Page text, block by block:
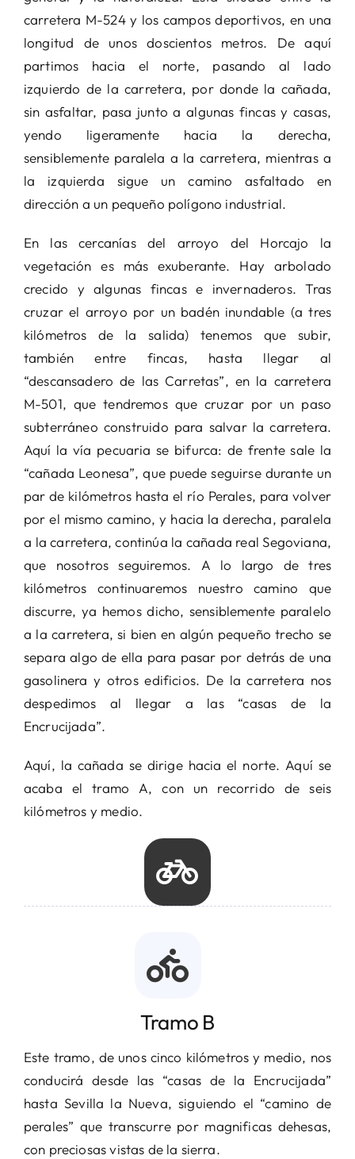
carretera M-524 y los campos deportivos, en una
longitud de unos doscientos metros. De aquí
partimos hacia el norte, pasando al lado
izquierdo de la carretera, por donde la cañada,
sin asfaltar, pasa junto a algunas fincas y casas,
yendo ligeramente hacia la derecha,
sensiblemente paralela a la carretera, mientras a
la izquierda sigue un camino asfaltado en
dirección a un pequeño polígono industrial.
En las cercanías del arroyo del Horcajo la
vegetación es más exuberante. Hay arbolado
crecido y algunas fincas e invernaderos. Tras
cruzar el arroyo por un badén inundable (a tres
kilómetros de la salida) tenemos que subir,
también entre fincas, hasta llegar al
“descansadero de las Carretas”, en la carretera
M-501, que tendremos que cruzar por un paso
subterráneo construido para salvar la carretera.
Aquí la vía pecuaria se bifurca: de frente sale la
“cañada Leonesa”, que puede seguirse durante un
par de kilómetros hasta el río Perales, para volver
por el mismo camino, y hacia la derecha, paralela
a la carretera, continúa la cañada real Segoviana,
que nosotros seguiremos. A lo largo de tres
kilómetros continuaremos nuestro camino que
discurre, ya hemos dicho, sensiblemente paralelo
a la carretera, si bien en algún pequeño trecho se
separa algo de ella para pasar por detrás de una
gasolinera y otros edificios. De la carretera nos
despedimos al llegar a las “casas de la
Encrucijada”.
Aquí, la cañada se dirige hacia el norte. Aquí se
acaba el tramo A, con un recorrido de seis
kilómetros y medio.
Tramo B
Este tramo, de unos cinco kilómetros y medio, nos
conducirá desde las “casas de la Encrucijada”
hasta Sevilla la Nueva, siguiendo el “camino de
perales” que transcurre por magnificas dehesas,
con preciosas vistas de la sierra.